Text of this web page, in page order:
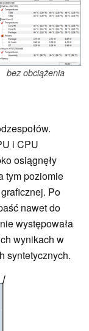
bez obciążenia
i CPU
osiągnęły
tym poziomie
Po
nawet do
występowała
wynikach w
syntetycznych.